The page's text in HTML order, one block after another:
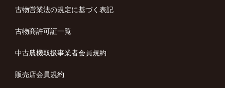
古物営業法の規定に基づく表記
古物商許可証一覧
中古農機取扱事業者会員規約
販売店会員規約